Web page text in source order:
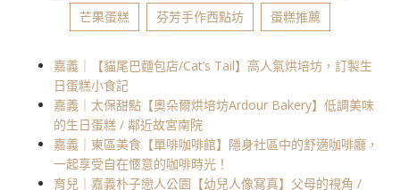
芒果蛋糕 芬芳手作西點坊 蛋糕推薦
嘉義｜【貓尾巴麵包店/Cat’s Tail】高人氣烘培坊，訂製生
日蛋糕小食記
嘉義｜太保甜點【奧朵爾烘培坊Ardour Bakery】低調美味
的生日蛋糕 / 鄰近故宮南院
嘉義｜東區美食【單啡咖啡館】隱身社區中的舒適咖啡廳，
一起享受自在愜意的咖啡時光！
育兒｜嘉義朴子戀人公園【幼兒人像寫真】父母的視角 /